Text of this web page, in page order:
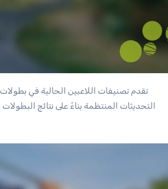
تقدم تصنيفات اللاعبين الحالية في بطولات الجولف الإيطالية نظرة شاملة على أداء اللاعبين وثباتهم طوال الموسم. تتيح
التحديثات المنتظمة بناءً على نتائج